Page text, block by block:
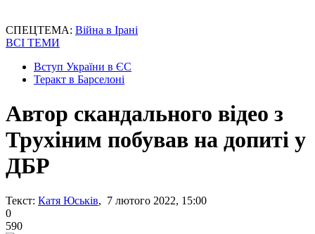
СПЕЦТЕМА: Війна в Ірані
ВСІ ТЕМИ
Вступ України в ЄС
Теракт в Барселоні
Автор скандального відео з
Трухіним побував на допиті у
ДБР
Текст: Катя Юськів, 7 лютого 2022, 15:00
0
590